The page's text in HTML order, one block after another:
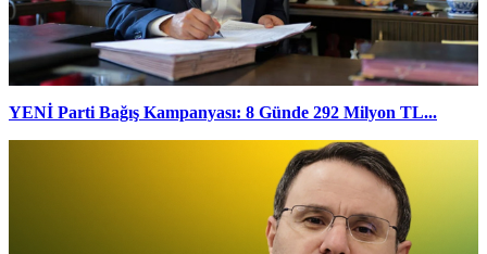
YENİ Parti Bağış Kampanyası: 8 Günde 292 Milyon TL...